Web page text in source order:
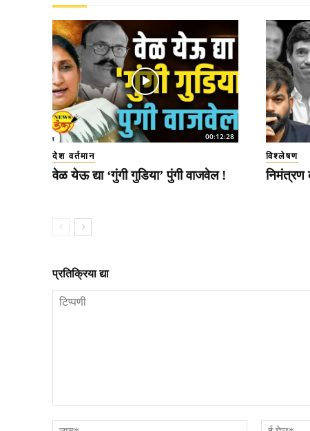
00:12:28
देश वर्तमान
वेळ येऊ द्या ‘गुंगी गुडिया’ पुंगी वाजवेल !
विश्लेषण
निमंत्रण
प्रतिक्रिया द्या
नाव*